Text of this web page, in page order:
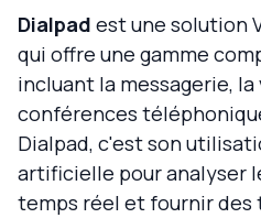
Dialpad est une solution
qui offre une gamme
incluant la messagerie,
conférences
Dialpad, c'est son
artificielle pour analyser
temps réel et fournir